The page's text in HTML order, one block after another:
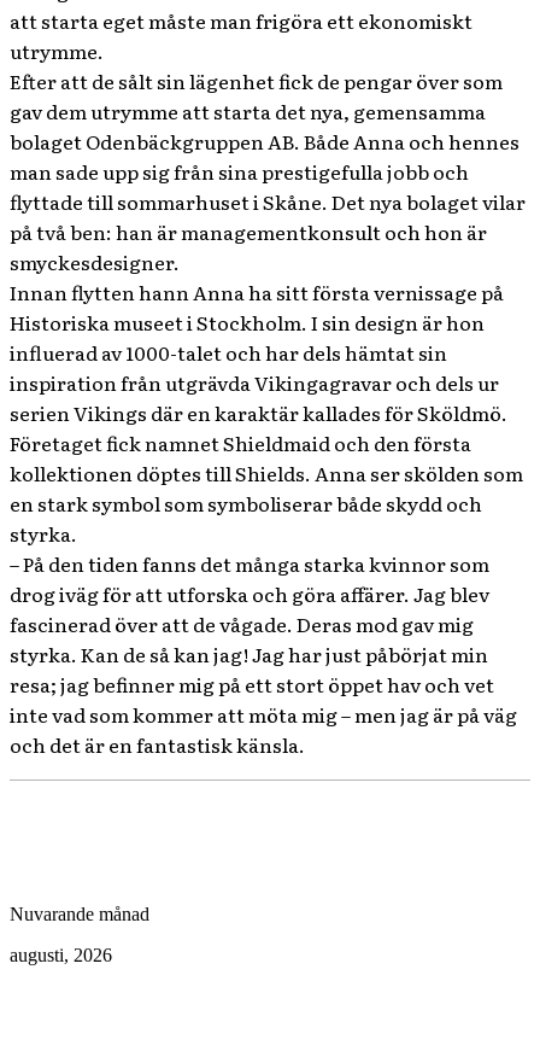
att starta eget måste man frigöra ett ekonomiskt
utrymme.
Efter att de sålt sin lägenhet fick de pengar över som
gav dem utrymme att starta det nya, gemensamma
bolaget Odenbäckgruppen AB. Både Anna och hennes
man sade upp sig från sina prestigefulla jobb och
flyttade till sommarhuset i Skåne. Det nya bolaget vilar
på två ben: han är managementkonsult och hon är
smyckesdesigner.
Innan flytten hann Anna ha sitt första vernissage på
Historiska museet i Stockholm. I sin design är hon
influerad av 1000-talet och har dels hämtat sin
inspiration från utgrävda Vikingagravar och dels ur
serien Vikings där en karaktär kallades för Sköldmö.
Företaget fick namnet Shieldmaid och den första
kollektionen döptes till Shields. Anna ser skölden som
en stark symbol som symboliserar både skydd och
styrka.
– På den tiden fanns det många starka kvinnor som
drog iväg för att utforska och göra affärer. Jag blev
fascinerad över att de vågade. Deras mod gav mig
styrka. Kan de så kan jag! Jag har just påbörjat min
resa; jag befinner mig på ett stort öppet hav och vet
inte vad som kommer att möta mig – men jag är på väg
och det är en fantastisk känsla.
Nuvarande månad
augusti, 2026